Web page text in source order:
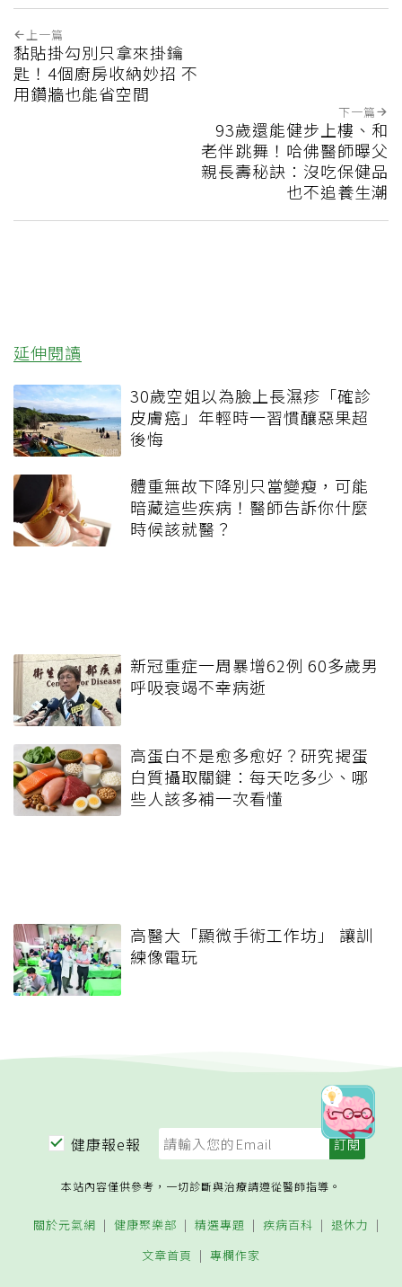
上一篇
黏貼掛勾別只拿來掛鑰
匙！4個廚房收納妙招 不
用鑽牆也能省空間
下一篇
93歲還能健步上樓、和
老伴跳舞！哈佛醫師曝父
親長壽秘訣：沒吃保健品
也不追養生潮
延伸閱讀
30歲空姐以為臉上長濕疹「確診
皮膚癌」年輕時一習慣釀惡果超
後悔
體重無故下降別只當變瘦，可能
暗藏這些疾病！醫師告訴你什麼
時候該就醫？
新冠重症一周暴增62例 60多歲男
呼吸衰竭不幸病逝
高蛋白不是愈多愈好？研究揭蛋
白質攝取關鍵：每天吃多少、哪
些人該多補一次看懂
高醫大「顯微手術工作坊」 讓訓
練像電玩
健康報e報
本站內容僅供參考，一切診斷與治療請遵從醫師指導。
關於元氣網 健康聚樂部 精選專題 疾病百科
退休力
文章首頁
專欄作家